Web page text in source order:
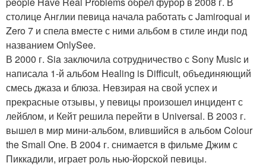
столице Англии певица начала работать с Jamiroquai и
Zero 7 и спела вместе с ними альбом в стиле инди под
названием OnlySee.
В 2000 г. Sia заключила сотрудничество с Sony Music и
написала 1-й альбом Healing is Difficult, объединяющий
смесь джаза и блюза. Невзирая на свой успех и
прекрасные отзывы, у певицы произошел инцидент с
лейблом, и Кейт решила перейти в Universal. В 2003 г.
вышел в мир мини-альбом, влившийся в альбом Colour
the Small One. В 2004 г. снимается в фильме Джим с
Пиккадили, играет роль нью-йорской певицы.